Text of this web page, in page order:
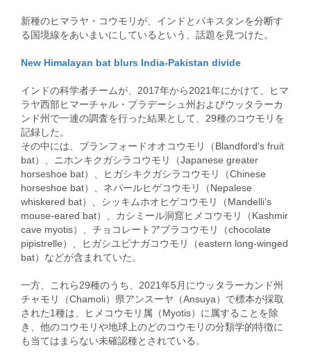
新種のヒマラヤ・コウモリが、インドとパキスタンを分断す
る国境線をあいまいにしているという、話題を見つけた。
New Himalayan bat blurs India-Pakistan divide
インドの科学者チームが、2017年から2021年にかけて、ヒマ
ラヤ西部ヒマーチャル・プラデーシュ州およびウッタラーカ
ンド州で一連の調査を行った結果として、29種のコウモリを
記録した。
その中には、ブランフォードオオコウモリ（Blandford’s fruit
bat）、ニホンキクガシラコウモリ（Japanese greater
horseshoe bat）、ヒガシキクガシラコウモリ（Chinese
horseshoe bat）、ネパールヒゲコウモリ（Nepalese
whiskered bat）、シッキムホオヒゲコウモリ（Mandelli’s
mouse-eared bat）、カシミール洞窟ヒメコウモリ（Kashmir
cave myotis）、チョコレートアブラコウモリ（chocolate
pipistrelle）、ヒガシユビナガコウモリ（eastern long-winged
bat）などが含まれていた。
一方、これら29種のうち、2021年5月にウッタラーカンド州
チャモリ（Chamoli）県アンスーヤ（Ansuya）で標本が採取
された1種は、ヒメコウモリ属（Myotis）に属することを除
き、他のコウモリや地球上のどのコウモリの分類学的特徴に
も当てはまらない未確認種とされている。